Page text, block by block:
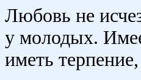
Любовь не
у молодых.
иметь